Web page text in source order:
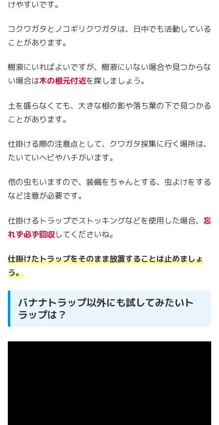
けやすいです。
コクワガタとノコギリクワガタは、日中でも活動している
ことがあります。
樹液にいればよいですが、樹液にいない場合や見つからな
い場合は木の根元付近を探しましょう。
土を盛らなくても、大きな根の影や落ち葉の下で見つかる
ことがあります。
仕掛ける際の注意点として、クワガタ採集に行く場所は、
たいていヘビやハチがいます。
他の虫もいますので、装備をちゃんとする、虫よけをする
など注意が必要です。
仕掛けるトラップでストッキングなどを使用した場合、 忘
れず必ず回収してくださいね。
仕掛けたトラップをそのまま放置することは止めましょ
う。
バナナトラップ以外にも試してみたいト
ラップは？